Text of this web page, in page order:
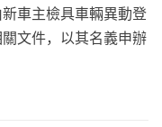
車主檢具車輛異動登
文件，以其名義申辦